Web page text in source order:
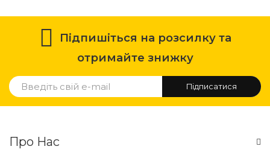
Підпишіться на розсилку та
отримайте знижку
Підписатися
Про Нас